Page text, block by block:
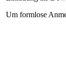
Um formlose